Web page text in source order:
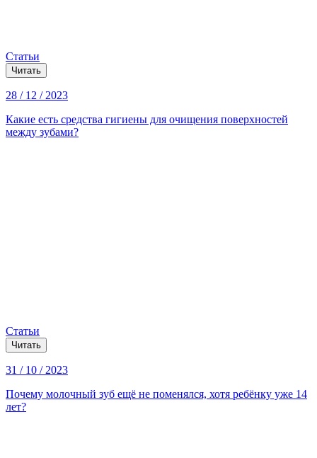
Статьи
Читать
28 / 12 / 2023
Какие есть средства гигиены для очищения поверхностей
между зубами?
Статьи
Читать
31 / 10 / 2023
Почему молочный зуб ещё не поменялся, хотя ребёнку уже 14
лет?